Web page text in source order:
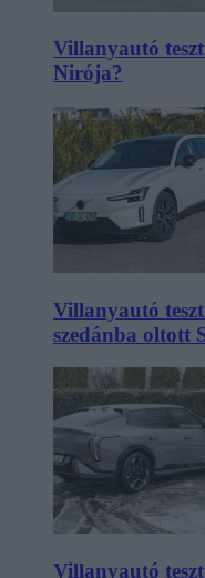
Villanyautó
Nirója?
Villanyautó
szedánba oltott
Villanyautó